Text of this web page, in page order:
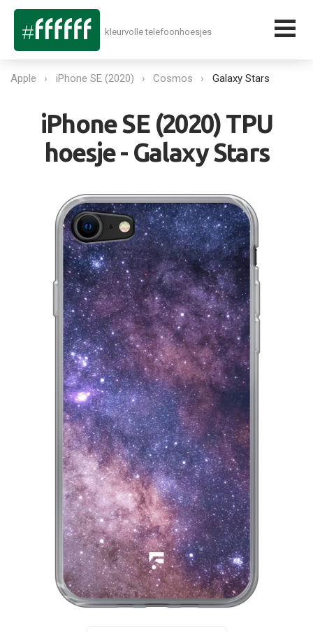
kleurvolle telefoonhoesjes
Apple iPhone SE (2020) Cosmos Galaxy Stars
iPhone SE (2020) TPU
hoesje - Galaxy Stars